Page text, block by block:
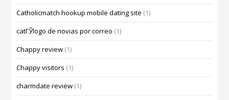
Catholicmatch hookup mobile dating site (1)
catГЎlogo de novias por correo (1)
Chappy review (1)
Chappy visitors (1)
charmdate review (1)